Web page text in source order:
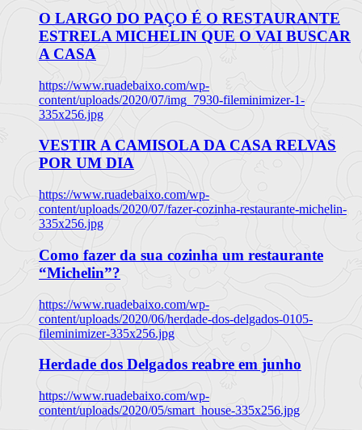
O LARGO DO PAÇO É O RESTAURANTE
ESTRELA MICHELIN QUE O VAI BUSCAR
A CASA
https://www.ruadebaixo.com/wp-
content/uploads/2020/07/img_7930-fileminimizer-1-
335x256.jpg
VESTIR A CAMISOLA DA CASA RELVAS
POR UM DIA
https://www.ruadebaixo.com/wp-
content/uploads/2020/07/fazer-cozinha-restaurante-michelin-
335x256.jpg
Como fazer da sua cozinha um restaurante
“Michelin”?
https://www.ruadebaixo.com/wp-
content/uploads/2020/06/herdade-dos-delgados-0105-
fileminimizer-335x256.jpg
Herdade dos Delgados reabre em junho
https://www.ruadebaixo.com/wp-
content/uploads/2020/05/smart_house-335x256.jpg